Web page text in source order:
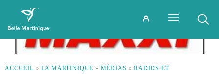
ACCUEIL » LA MARTINIQUE » MÉDIAS » RADIOS ET